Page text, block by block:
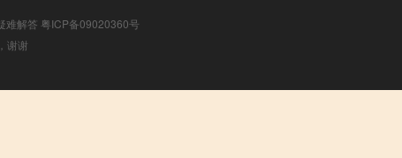
难解答 粤ICP备09020360号
谢谢